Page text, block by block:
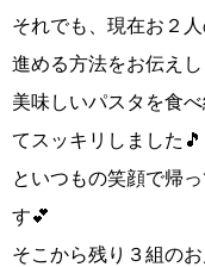
それでも、現在お２
進める方法をお伝え
美味しいパスタを食
てスッキリしました
といつもの笑顔で帰
す💕
そこから残り３組の